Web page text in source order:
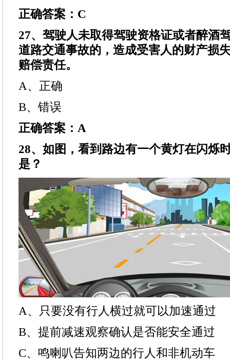
正确答案：C
27、驾驶人未取得驾驶资格证或者醉酒
道路交通事故的，造成受害人的财产损
赔偿责任。
A、正确
B、错误
正确答案：A
28、如图，看到路边有一个黄灯在闪烁
是？
A、只要没有行人横过就可以加速通过
B、提前减速观察确认是否能安全通过
C、鸣喇叭告知两边的行人和非机动车